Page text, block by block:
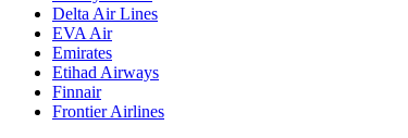
Delta Air Lines
EVA Air
Emirates
Etihad Airways
Finnair
Frontier Airlines